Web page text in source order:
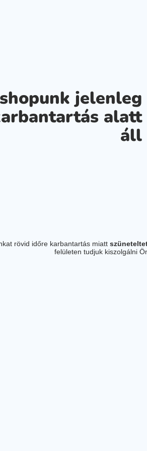
jelenleg
alatt
áll
rövid időre karbantartás miatt
felületen tudjuk kiszolgálni